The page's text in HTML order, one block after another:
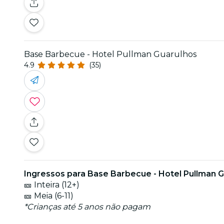
Base Barbecue - Hotel Pullman Guarulhos
4.9 (35)
Ingressos para Base Barbecue - Hotel Pullman
🎫 Inteira (12+)
🎫 Meia (6-11)
*Crianças até 5 anos não pagam